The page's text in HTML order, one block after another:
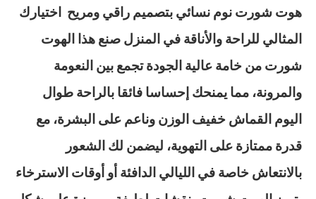
هوت شورت نوم نسائي بتصميم راقي ومريح اختيارك
المثالي للراحة والأناقة في المنزل صنع هذا الهوت
شورت من خامة عالية الجودة تجمع بين النعومة
والمرونة، مما يمنحك إحساسا فائقا بالراحة طوال
اليوم القماش خفيف الوزن وناعم على البشرة، مع
قدرة ممتازة على التهوية، ليضمن لك الشعور
بالانتعاش خاصة في الليالي الدافئة أو أوقات الاسترخاء